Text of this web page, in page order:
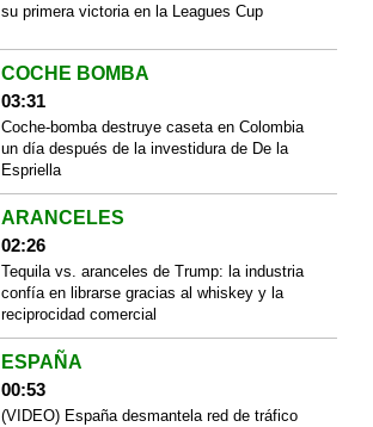
su primera victoria en la Leagues Cup
COCHE BOMBA
03:31
Coche-bomba destruye caseta en Colombia
un día después de la investidura de De la
Espriella
ARANCELES
02:26
Tequila vs. aranceles de Trump: la industria
confía en librarse gracias al whiskey y la
reciprocidad comercial
ESPAÑA
00:53
(VIDEO) España desmantela red de tráfico